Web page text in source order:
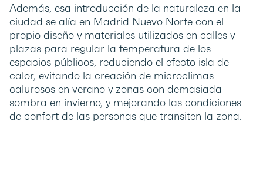
Además, esa introducción de la naturaleza en la
ciudad se alía en Madrid Nuevo Norte con el
propio diseño y materiales utilizados en calles y
plazas para regular la temperatura de los
espacios públicos, reduciendo el efecto isla de
calor, evitando la creación de microclimas
calurosos en verano y zonas con demasiada
sombra en invierno, y mejorando las condiciones
de confort de las personas que transiten la zona.